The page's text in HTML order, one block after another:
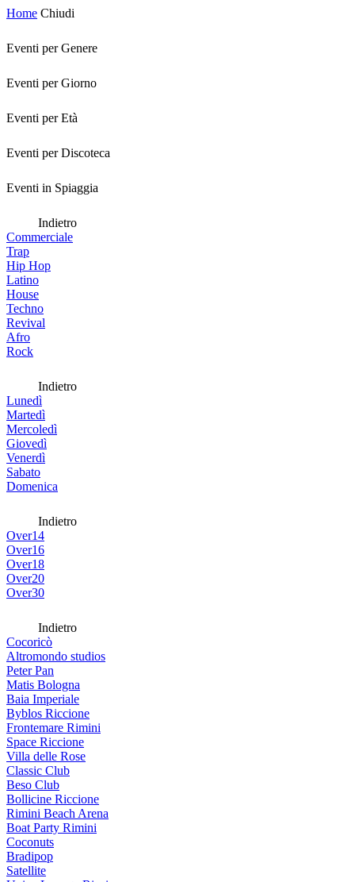
Home Chiudi
Eventi per Genere
Eventi per Giorno
Eventi per Età
Eventi per Discoteca
Eventi in Spiaggia
Indietro
Commerciale
Trap
Hip Hop
Latino
House
Techno
Revival
Afro
Rock
Indietro
Lunedì
Martedì
Mercoledì
Giovedì
Venerdì
Sabato
Domenica
Indietro
Over14
Over16
Over18
Over20
Over30
Indietro
Cocoricò
Altromondo studios
Peter Pan
Matis Bologna
Baia Imperiale
Byblos Riccione
Frontemare Rimini
Space Riccione
Villa delle Rose
Classic Club
Beso Club
Bollicine Riccione
Rimini Beach Arena
Boat Party Rimini
Coconuts
Bradipop
Satellite